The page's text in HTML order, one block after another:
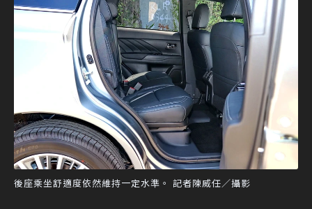
後座乘坐舒適度依然維持一定水準。 記者陳威任／攝影